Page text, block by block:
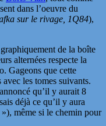
dans l’oeuvre du
sur le rivage, 1Q84),
de la boîte
alternées respecte la
Gageons que cette
les tomes suivants.
qu’il y aurait 8
déjà ce qu’il y aura
même si le chemin pour